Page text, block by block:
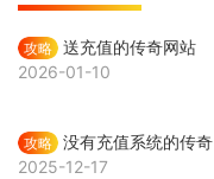
攻略 送充值的传奇网站
2026-01-10
攻略 没有充值系统的传奇
2025-12-17